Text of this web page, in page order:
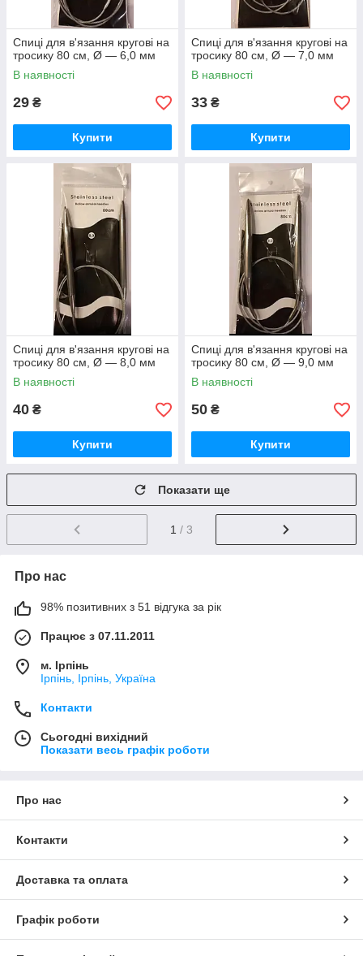
Спиці для в'язання кругові на
тросику 80 см, Ø — 6,0 мм
В наявності
29 ₴
Купити
Спиці для в'язання кругові на
тросику 80 см, Ø — 7,0 мм
В наявності
33 ₴
Купити
Спиці для в'язання кругові на
тросику 80 см, Ø — 8,0 мм
В наявності
40 ₴
Купити
Спиці для в'язання кругові на
тросику 80 см, Ø — 9,0 мм
В наявності
50 ₴
Купити
Показати ще
1 / 3
Про нас
98% позитивних з 51 відгука за рік
Працює з 07.11.2011
м. Ірпінь
Ірпінь, Ірпінь, Україна
Контакти
Сьогодні вихідний
Показати весь графік роботи
Про нас
Контакти
Доставка та оплата
Графік роботи